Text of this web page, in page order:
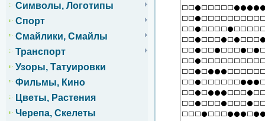
Символы, Логотипы
Спорт
Смайлики, Смайлы
Транспорт
Узоры, Татуировки
Фильмы, Кино
Цветы, Растения
Черепа, Скелеты